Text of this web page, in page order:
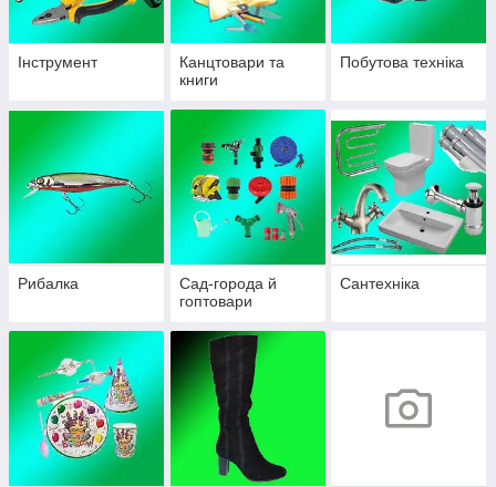
Інструмент
Канцтовари та
книги
Побутова техніка
Рибалка
Сад-города й
гоптовари
Сантехніка